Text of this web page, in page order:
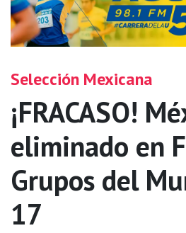
Selección Mexicana
¡FRACASO!
eliminado en
Grupos del
17